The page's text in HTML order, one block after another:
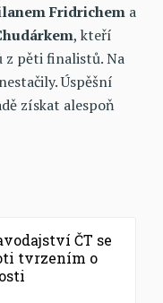
Fridrichem a
, kteří
z pěti finalistů. Na
Úspěšní
získat alespoň
ČT se
tvrzením o